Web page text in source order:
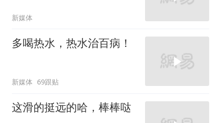
新媒体
多喝热水，热水治百病！
新媒体 69跟贴
这滑的挺远的哈，棒棒哒